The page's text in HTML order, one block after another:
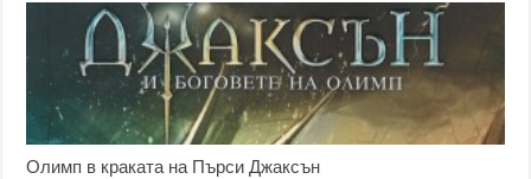
Олимп в краката на Пърси Джаксън